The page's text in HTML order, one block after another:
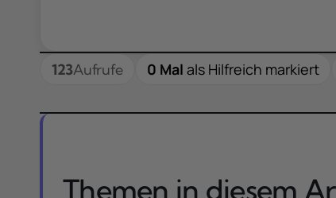
123Aufrufe 0 Malals Hilfreich markiert
Themen in diesem